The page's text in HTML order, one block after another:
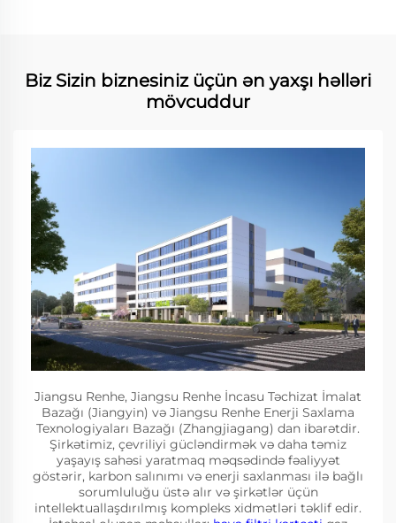
Biz Sizin biznesiniz üçün ən yaxşı həlləri
mövcuddur
Jiangsu Renhe, Jiangsu Renhe İncasu Təchizat İmalat
Bazağı (Jiangyin) və Jiangsu Renhe Enerji Saxlama
Texnologiyaları Bazağı (Zhangjiagang) dan ibarətdir.
Şirkətimiz, çevriliyi gücləndirmək və daha təmiz
yaşayış sahəsi yaratmaq məqsədində fəaliyyət
göstərir, karbon salınımı və enerji saxlanması ilə bağlı
sorumluluğu üstə alır və şirkətlər üçün
intellektuallaşdırılmış kompleks xidmətləri təklif edir.